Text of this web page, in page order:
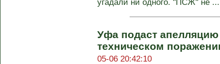
угадали ни одного. "ПСЖ" не ...
Уфа подаст
техническом
05-06 20:42:10